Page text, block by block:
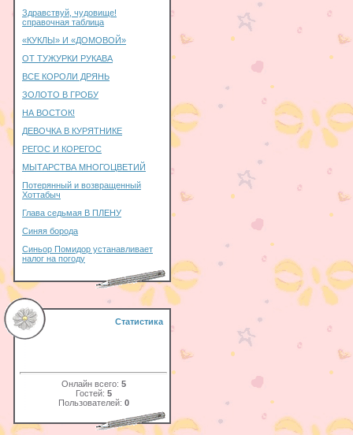
Здравствуй, чудовище!
справочная таблица
«КУКЛЫ» И «ДОМОВОЙ»
ОТ ТУЖУРКИ РУКАВА
ВСЕ КОРОЛИ ДРЯНЬ
ЗОЛОТО В ГРОБУ
НА ВОСТОК!
ДЕВОЧКА В КУРЯТНИКЕ
РЕГОС И КОРЕГОС
МЫТАРСТВА МНОГОЦВЕТИЙ
Потерянный и возвращенный
Хоттабыч
Глава седьмая В ПЛЕНУ
Синяя борода
Синьор Помидор устанавливает
налог на погоду
Статистика
Онлайн всего: 5
Гостей: 5
Пользователей: 0